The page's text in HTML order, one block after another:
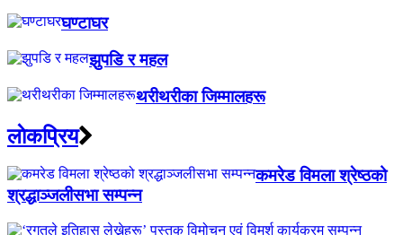
घण्टाघर
झुपडि र महल
थरीथरीका जिम्मालहरू
लाेकप्रिय
कमरेड विमला श्रेष्ठको
श्रद्धाञ्जलीसभा सम्पन्न